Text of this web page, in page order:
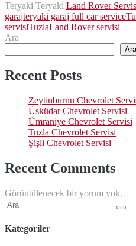
Teryaki Teryaki Land Rover
garajteryaki garaj full car service
servisiTuzlaLand Rover servisi
Ara
Ara
Recent Posts
Zeytinburnu Chevrolet
Üsküdar Chevrolet Servisi
Ümraniye Chevrolet Servisi
Tuzla Chevrolet Servisi
Şişli Chevrolet Servisi
Recent Comments
Görüntülenecek bir yorum yok.
Şunu
ara:
Kategoriler